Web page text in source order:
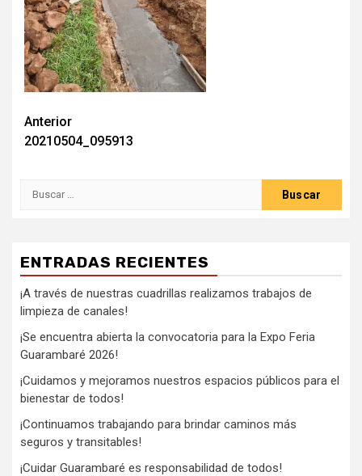
Anterior
20210504_095913
ENTRADAS RECIENTES
¡A través de nuestras cuadrillas realizamos trabajos de
limpieza de canales!
¡Se encuentra abierta la convocatoria para la Expo Feria
Guarambaré 2026!
¡Cuidamos y mejoramos nuestros espacios públicos para el
bienestar de todos!
¡Continuamos trabajando para brindar caminos más
seguros y transitables!
¡Cuidar Guarambaré es responsabilidad de todos!